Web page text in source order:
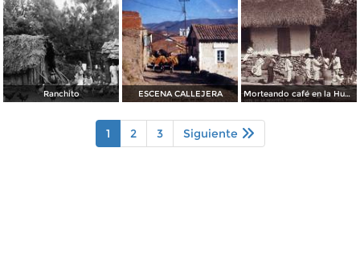
Ranchito ESCENA CALLEJERA Morteando café en la Huasteca Potosina
1 2 3 Siguiente